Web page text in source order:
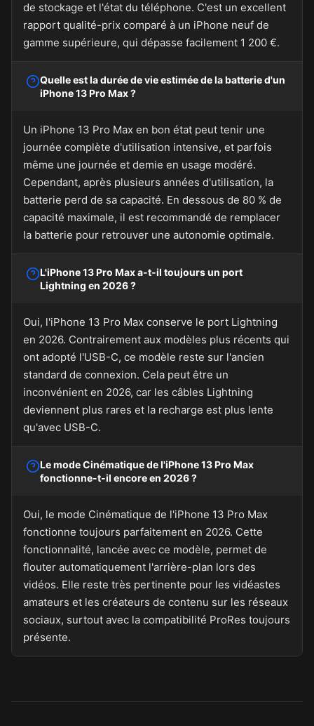
de stockage et l'état du téléphone. C'est un excellent
rapport qualité-prix comparé à un iPhone neuf de
gamme supérieure, qui dépasse facilement 1 200 €.
Quelle est la durée de vie estimée de la batterie d'un
iPhone 13 Pro Max ?
Un iPhone 13 Pro Max en bon état peut tenir une
journée complète d'utilisation intensive, et parfois
même une journée et demie en usage modéré.
Cependant, après plusieurs années d'utilisation, la
batterie perd de sa capacité. En dessous de 80 % de
capacité maximale, il est recommandé de remplacer
la batterie pour retrouver une autonomie optimale.
L'iPhone 13 Pro Max a-t-il toujours un port
Lightning en 2026 ?
Oui, l'iPhone 13 Pro Max conserve le port Lightning
en 2026. Contrairement aux modèles plus récents qui
ont adopté l'USB-C, ce modèle reste sur l'ancien
standard de connexion. Cela peut être un
inconvénient en 2026, car les câbles Lightning
deviennent plus rares et la recharge est plus lente
qu'avec USB-C.
Le mode Cinématique de l'iPhone 13 Pro Max
fonctionne-t-il encore en 2026 ?
Oui, le mode Cinématique de l'iPhone 13 Pro Max
fonctionne toujours parfaitement en 2026. Cette
fonctionnalité, lancée avec ce modèle, permet de
flouter automatiquement l'arrière-plan lors des
vidéos. Elle reste très pertinente pour les vidéastes
amateurs et les créateurs de contenu sur les réseaux
sociaux, surtout avec la compatibilité ProRes toujours
présente.